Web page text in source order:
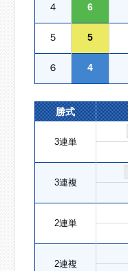
４ 6
５ 5
６ 4
勝式
3連単
3連複
2連単
2連複